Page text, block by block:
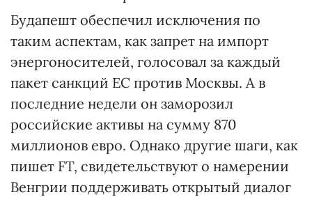
Будапешт обеспечил исключения по
таким аспектам, как запрет на импорт
энергоносителей, голосовал за каждый
пакет санкций ЕС против Москвы. А в
последние недели он заморозил
российские активы на сумму 870
миллионов евро. Однако другие шаги, как
пишет FT, свидетельствуют о намерении
Венгрии поддерживать открытый диалог